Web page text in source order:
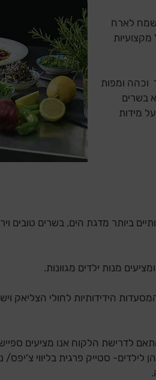
לארח
וכהה ומפות
בשרים
מידות
ביותר מדגת הים, בשרים טובים
מנות ילדים מגוונות.
הידידותיות לחולי הצליאק
לדרישת הלקוח אנו מציעים
לילדים- סטייק פרגית בליווי